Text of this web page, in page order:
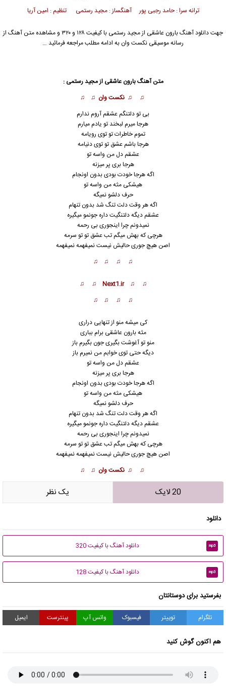
ترانه سرا : حامد رجبی پور آهنگساز : مجید رستمی تنظیم : امین آریا
جهت دانلود آهنگ بارون عاشقی ازمجید رستمی
با کیفیت ۱۲۸ و ۳۲۰ و مشاهده متن آهنگ از
رسانه موسیقی نکست وان به ادامه مطلب مراجعه فرمائید …
متن آهنگ بارون عاشقی از مجید رستمی :
♫ ♫ نکست وان ♫ ♫
بی تو دلتنگم عشقم آروم ندارم
هرجا میرم لبخند تو یادم میارم
تموم خاطرات تو توی رویامه
هرجا باشم عشق تو توی دنیامه
عشقم دل من واسه تو
هرجا بری پر میزنه
اگه هرجا خودت بودی بدون اونجام
هیشکی مثه من واسه تو
حرف دلشو نمیگه
اگه هر وقت دلت تنگ شد بدون تنهام
عشقم دیگه دلتنگیت داره جونمو میگیره
نمیدونم چرا اینجوری بی رحمه
هرچی که بهش میگم تب عشق تو تو سرمه
اصن هیچ جوری حالیش نیست نمیفهمهنمیفهمه
♫ ♫ ♫ ♫
♫ ♫ Next1.ir ♫ ♫
♫ ♫ ♫ ♫
کی میشه منو از تنهایی دراری
مثه بارون عاشقی برام بباری
منو تو آغوشت بگیری جون بگیرم باز
دیگه حتی توی خوابم من نمیرم باز
عشقم دل من واسه تو
هرجا بری پر میزنه
اگه هرجا خودت بودی بدون اونجام
هیشکی مثه من واسه تو
حرف دلشو نمیگه
اگه هر وقت دلت تنگ شد بدون تنهام
عشقم دیگه دلتنگیت داره جونمو میگیره
نمیدونم چرا اینجوری بی رحمه
هرچی که بهش میگم تب عشق تو تو سرمه
اصن هیچ جوری حالیش نیست نمیفهمهنمیفهمه
♫ ♫ نکست وان ♫ ♫
20 لایک يک نظر
دانلود
mp3 دانلود آهنگ با کیفیت 320
mp3 دانلود آهنگ با کیفیت 128
بفرستید برای دوستانتان
تلگرام توییتر فیسبوک واتس آپ پینترست ایمیل
هم اکنون گوش کنید